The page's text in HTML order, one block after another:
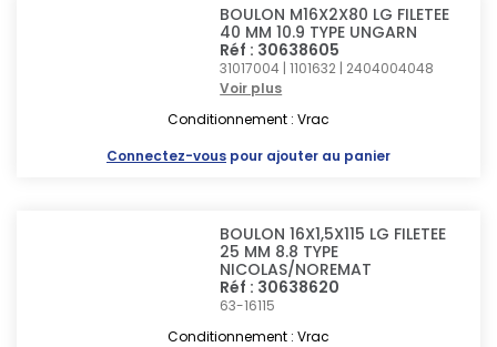
BOULON M16X2X80 LG FILETEE
40 MM 10.9 TYPE UNGARN
Réf : 30638605
31017004 | 1101632 | 2404004048
Voir plus
Conditionnement : Vrac
Connectez-vous pour ajouter au panier
BOULON 16X1,5X115 LG FILETEE
25 MM 8.8 TYPE
NICOLAS/NOREMAT
Réf : 30638620
63-16115
Conditionnement : Vrac